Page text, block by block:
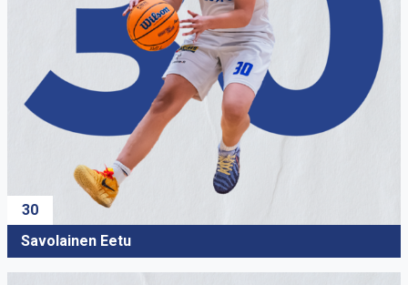
30
Savolainen Eetu